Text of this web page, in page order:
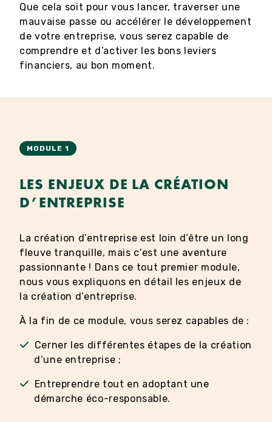
Que cela soit pour vous lancer, traverser une
mauvaise passe ou accélérer le développement
de votre entreprise, vous serez capable de
comprendre et d’activer les bons leviers
financiers, au bon moment.
MODULE 1
LES ENJEUX DE LA CRÉATION
D’ENTREPRISE
La création d’entreprise est loin d’être un long
fleuve tranquille, mais c’est une aventure
passionnante ! Dans ce tout premier module,
nous vous expliquons en détail les enjeux de
la création d’entreprise.
À la fin de ce module, vous serez capables de :
Cerner les différentes étapes de la création
d’une entreprise ;
Entreprendre tout en adoptant une
démarche éco-responsable.